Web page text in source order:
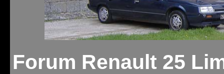
Forum Renault 25